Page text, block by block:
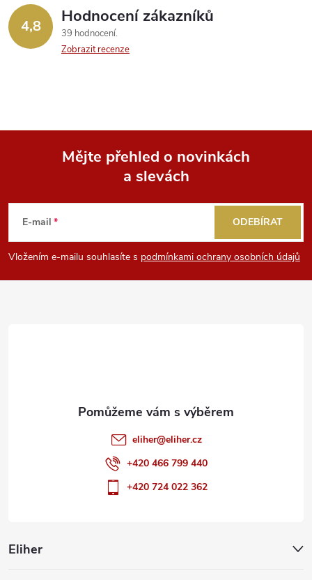
4,8 Hodnocení zákazníků
39 hodnocení
Zobrazit recenze
p
Mějte přehled o novinkách
a slevách
E-mail
Vložením e-mailu souhlasíte s podmínkami ochrany osobních údajů
ODEBÍRAT
Eliher
eliher@eliher.cz
+420 466 799 440
+420 724 022 362